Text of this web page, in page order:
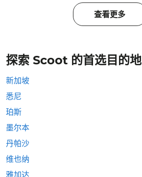
查看更多
探索 Scoot 的首选目的地
新加坡
悉尼
珀斯
墨尔本
丹帕沙
维也纳
雅加达